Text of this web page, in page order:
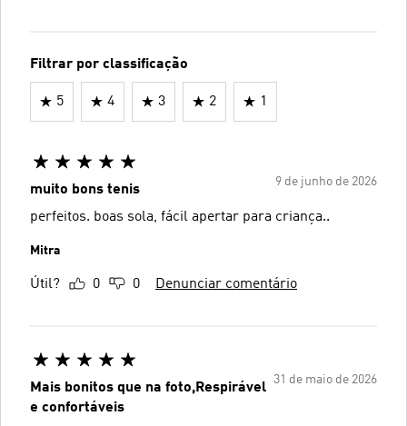
Filtrar por classificação
5 4 3 2 1
9 de junho de 2026
muito bons tenis
perfeitos. boas sola, fácil apertar para criança..
Mitra
Útil? 0 0 Denunciar comentário
31 de maio de 2026
Mais bonitos que na foto,Respirável
e confortáveis